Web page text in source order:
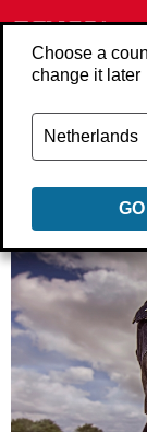
Choose a
change it later
GO
Zurück uber-